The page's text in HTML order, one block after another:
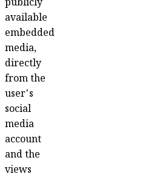
publicly
available
embedded
media,
directly
from the
user's
social
media
account
and the
views